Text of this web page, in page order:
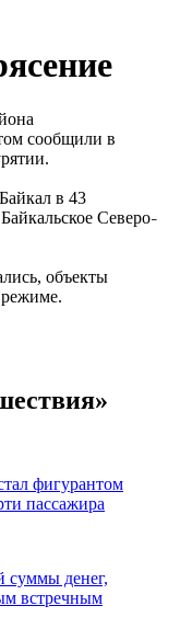
сообщили в
в 43
Северо–
объекты
фигурантом
пассажира
суммы денег,
встречным